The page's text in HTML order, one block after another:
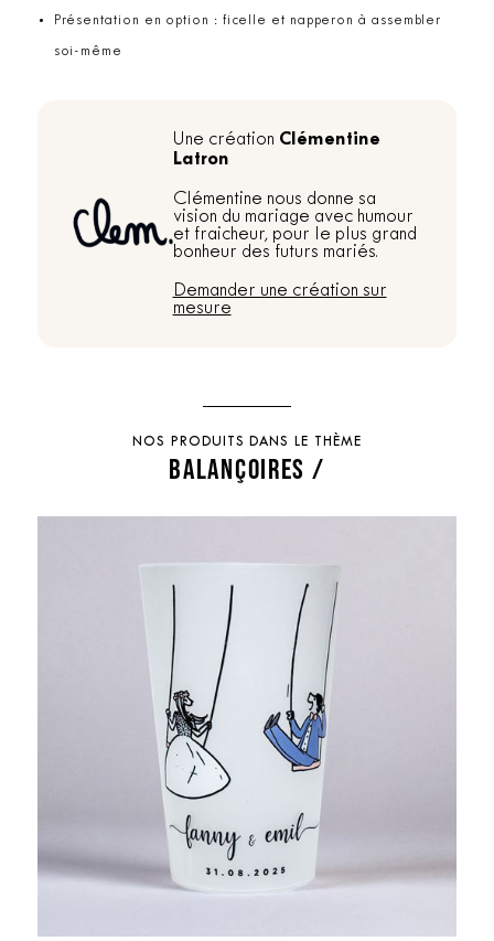
Présentation en option : ficelle et napperon à assembler
soi-même
Une création Clémentine
Latron
Clémentine nous donne sa
vision du mariage avec humour
et fraicheur, pour le plus grand
bonheur des futurs mariés.
Demander une création sur
mesure
NOS PRODUITS DANS LE THÈME
BALANÇOIRES /